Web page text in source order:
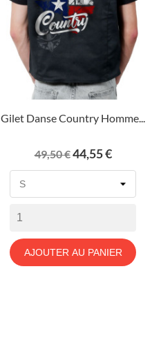
Gilet Danse Country Homme...
Prix
de
49,50 €Prix
44,55 €
AJOUTER AU PANIER